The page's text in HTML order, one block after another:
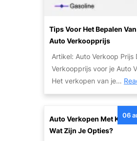
Tips Voor Het Bepalen
Auto Verkoopprijs
Artikel: Auto Verkoop Prijs
Verkoopprijs voor je Auto
Het verkopen van je…
Auto Verkopen Met
Wat Zijn Je Opties?
06